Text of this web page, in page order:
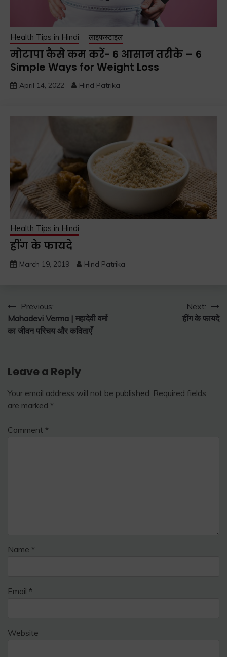
Health Tips in Hindi लाइफस्टाइल
मोटापा कैसे कम करें- 6 आसान तरीके – 6
Simple Ways for Weight Loss
April 14, 2022 Hind Patrika
Health Tips in Hindi
हींग के फायदे
March 19, 2019 Hind Patrika
Previous:
Mahadevi Verma | महादेवी वर्मा
का जीवन परिचय और कविताएँ
Next:
हींग के फायदे
Leave a Reply
Your email address will not be published. Required fields
are marked *
Comment *
Name *
Email *
Website